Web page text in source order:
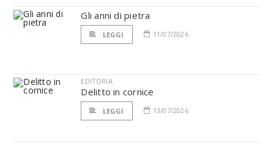
Gli anni di pietra
LEGGI 11/07/2026
EDITORIA
Delitto in cornice
LEGGI 13/07/2026